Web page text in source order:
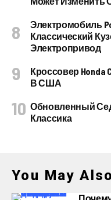
Электромобиль
Классический
Электропривод
Кроссовер Honda
В США
Обновленный
Классика
You May